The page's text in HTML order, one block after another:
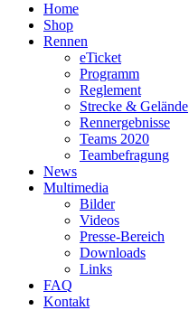
Home
Shop
Rennen
eTicket
Programm
Reglement
Strecke & Gelände
Rennergebnisse
Teams 2020
Teambefragung
News
Multimedia
Bilder
Videos
Presse-Bereich
Downloads
Links
FAQ
Kontakt